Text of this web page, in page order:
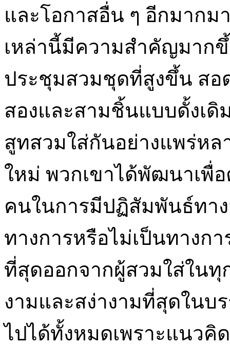
และโอกาสอื่น ๆ อีกมากม
เหล่านี้มีความสำคัญมากขึ้
ประชุมสวมชุดที่สูงขึ้น สอ
สองและสามชิ้นแบบดั้งเ
สูทสวมใส่กันอย่างแพร่ห
ใหม่ พวกเขาได้พัฒนาเพื่
คนในการมีปฏิสัมพันธ์ทา
ทางการหรือไม่เป็นทางก
ที่สุดออกจากผู้สวมใส่ใน
งามและสง่างามที่สุดในบ
ไปได้ทั้งหมดเพราะแนวคิ